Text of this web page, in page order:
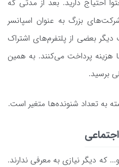
احتیاج دارید. بعد از مدتی که
بزرگ به عنوان اسپانسر
بعضی از پلتفرم‌های اشتراک
هزینه پرداخت می‌کنند. به همین
برسید.
به تعداد شنونده‌ها متغیر است.
و... که دیگر نیازی به معرفی ندارند.